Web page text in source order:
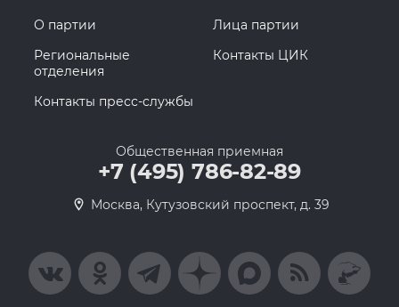
О партии
Лица партии
Региональные
отделения
Контакты ЦИК
Контакты пресс-службы
Общественная приемная
+7 (495) 786-82-89
Москва, Кутузовский проспект, д. 39